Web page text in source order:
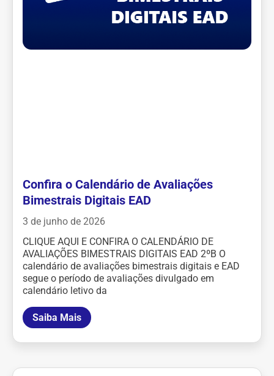
Confira o Calendário de Avaliações
Bimestrais Digitais EAD
3 de junho de 2026
CLIQUE AQUI E CONFIRA O CALENDÁRIO DE
AVALIAÇÕES BIMESTRAIS DIGITAIS EAD 2ºB O
calendário de avaliações bimestrais digitais e EAD
segue o período de avaliações divulgado em
calendário letivo da
Saiba Mais